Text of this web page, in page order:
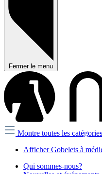
Fermer le menu
Montre toutes les catégories
Afficher Gobelets à
Qui sommes-nous?